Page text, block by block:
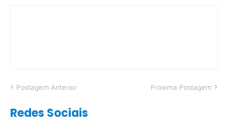
Postagem Anterior Próxima Postagem
Redes Sociais